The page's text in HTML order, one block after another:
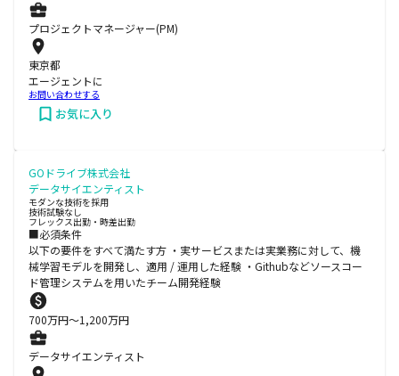
プロジェクトマネージャー(PM)
東京都
エージェントに
お問い合わせする
お気に入り
GOドライブ株式会社
データサイエンティスト
モダンな技術を採用
技術試験なし
フレックス出勤・時差出勤
■必須条件
以下の要件をすべて満たす方 ・実サービスまたは実業務に対して、機
械学習モデルを開発し、適用 / 運用した経験 ・Githubなどソースコー
ド管理システムを用いたチーム開発経験
700万円〜1,200万円
データサイエンティスト